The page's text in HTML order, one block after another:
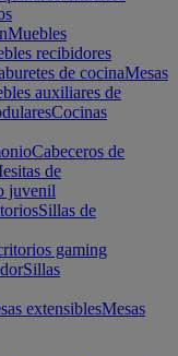
Muebles
recibidores
de cocinaMesas
auxiliares de
Cocinas
Cabeceros de
de
juvenil
Sillas de
gaming
Sillas
extensiblesMesas